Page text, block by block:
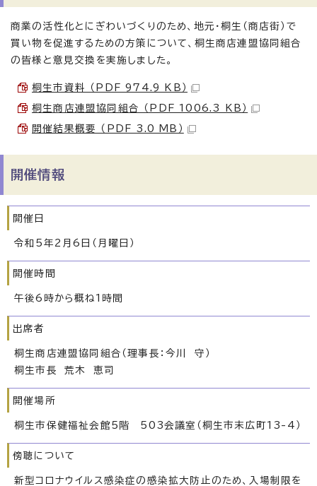
商業の活性化とにぎわいづくりのため、地元・桐生（商店街）で
買い物を促進するための方策について、桐生商店連盟協同組合
の皆様と意見交換を実施しました。
桐生市資料 （PDF 974.9 KB）
桐生商店連盟協同組合 （PDF 1006.3 KB）
開催結果概要 （PDF 3.0 MB）
開催情報
開催日
令和5年2月6日（月曜日）
開催時間
午後6時から概ね1時間
出席者
桐生商店連盟協同組合（理事長：今川 守）
桐生市長 荒木 恵司
開催場所
桐生市保健福祉会館5階 503会議室（桐生市末広町13-4）
傍聴について
新型コロナウイルス感染症の感染拡大防止のため、入場制限を